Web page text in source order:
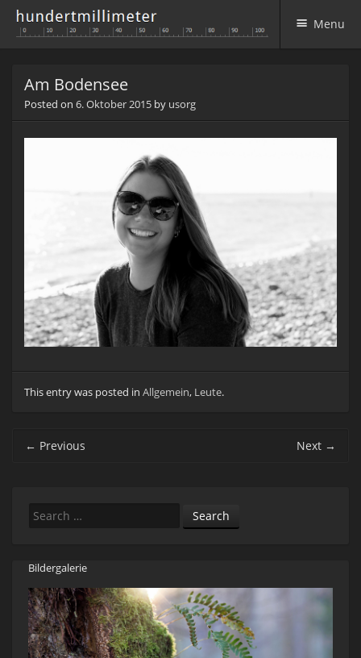
Menu
Am Bodensee
Posted on 6. Oktober 2015 by usorg
This entry was posted in Allgemein, Leute.
← Previous Next →
Search
Bildergalerie